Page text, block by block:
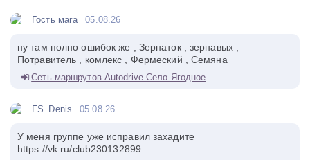
Гость мага 05.08.26
ну там полно ошибок же , Зернаток , зернавых ,
Потравитель , комлекс , Фермеский , Семяна
Сеть маршрутов Autodrive Село Ягодное
FS_Denis 05.08.26
У меня группе уже исправил захадите
https://vk.ru/club230132899